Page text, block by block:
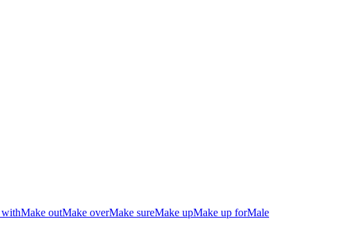
Make outMake overMake sureMake upMake up forMale